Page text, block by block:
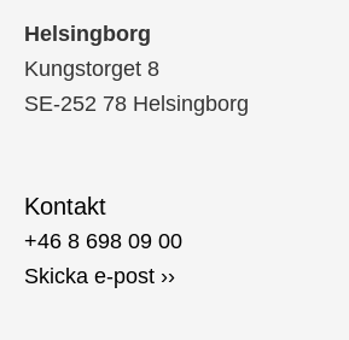
Helsingborg
Kungstorget 8
SE-252 78 Helsingborg
Kontakt
+46 8 698 09 00
Skicka e-post ››